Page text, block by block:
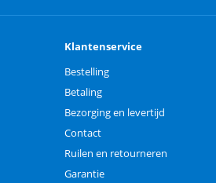
Klantenservice
Bestelling
Betaling
Bezorging en levertijd
Contact
Ruilen en retourneren
Garantie